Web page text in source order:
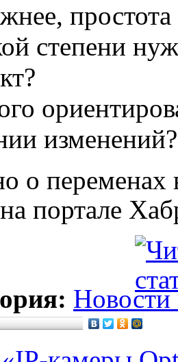
степени
изменений?
о переменах
портале
Новости